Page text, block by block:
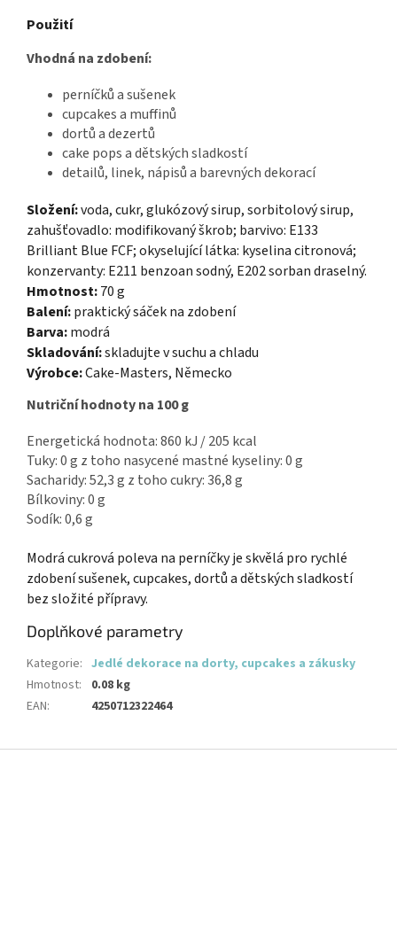
Použití
Vhodná na zdobení:
perníčků a sušenek
cupcakes a muffinů
dortů a dezertů
cake pops a dětských sladkostí
detailů, linek, nápisů a barevných dekorací
Složení:voda, cukr, glukózový sirup, sorbitolový sirup,
zahušťovadlo: modifikovaný škrob; barvivo: E133
Brilliant Blue FCF; okyselující látka: kyselina citronová;
konzervanty: E211 benzoan sodný, E202 sorban draselný.
Hmotnost:70 g
Balení:praktický sáček na zdobení
Barva:modrá
Skladování:skladujte v suchu a chladu
Výrobce:Cake-Masters, Německo
Nutriční hodnoty na 100 g
Energetická hodnota: 860 kJ / 205 kcal
Tuky: 0 g z toho nasycené mastné kyseliny: 0 g
Sacharidy: 52,3 g z toho cukry: 36,8 g
Bílkoviny: 0 g
Sodík: 0,6 g
Modrá cukrová poleva na perníčky je skvělá pro rychlé
zdobení sušenek, cupcakes, dortů a dětských sladkostí
bez složité přípravy.
Doplňkové parametry
Kategorie: Jedlé dekorace na dorty, cupcakes a zákusky
Hmotnost:
0.08 kg
EAN: 4250712322464